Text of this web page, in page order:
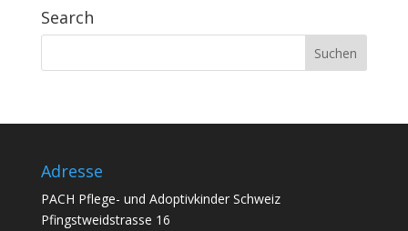
Search
Adresse
PACH Pflege- und Adoptivkinder Schweiz
Pfingstweidstrasse 16